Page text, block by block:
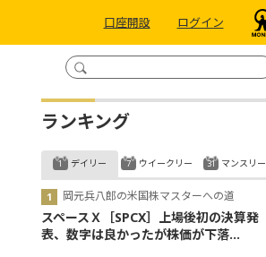
口座開設 ログイン
ランキング
デイリー
岡元兵八郎の米国株マスターへの道
スペースＸ［SPCX］上場後初の決算発
表、数字は良かったが株価が下落...
ウイークリー マンスリー